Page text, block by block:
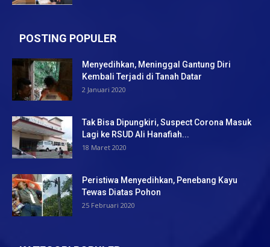
POSTING POPULER
Menyedihkan, Meninggal Gantung Diri
Kembali Terjadi di Tanah Datar
2 Januari 2020
Tak Bisa Dipungkiri, Suspect Corona Masuk
Lagi ke RSUD Ali Hanafiah...
18 Maret 2020
Peristiwa Menyedihkan, Penebang Kayu
Tewas Diatas Pohon
25 Februari 2020